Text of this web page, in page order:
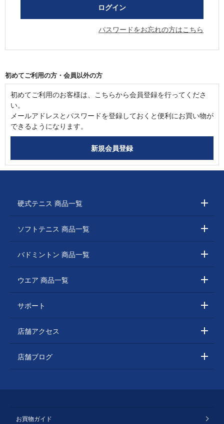
パスワードをお忘れの方はこちら
初めてご利用の方・会員以外の方
初めてご利用のお客様は、こちらから会員登録を行ってくださ
い。
メールアドレスとパスワードを登録しておくと便利にお買い物が
できるようになります。
硬式テニス 商品一覧
ソフトテニス 商品一覧
バドミントン 商品一覧
ウエア 商品一覧
サポート
店舗アクセス
店舗ブログ
お買物ガイド